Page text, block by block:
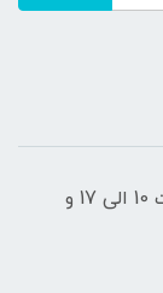
زمان پاسخگویی از شنبه تا چهارشنبه از ساعت 10 الی 17 و